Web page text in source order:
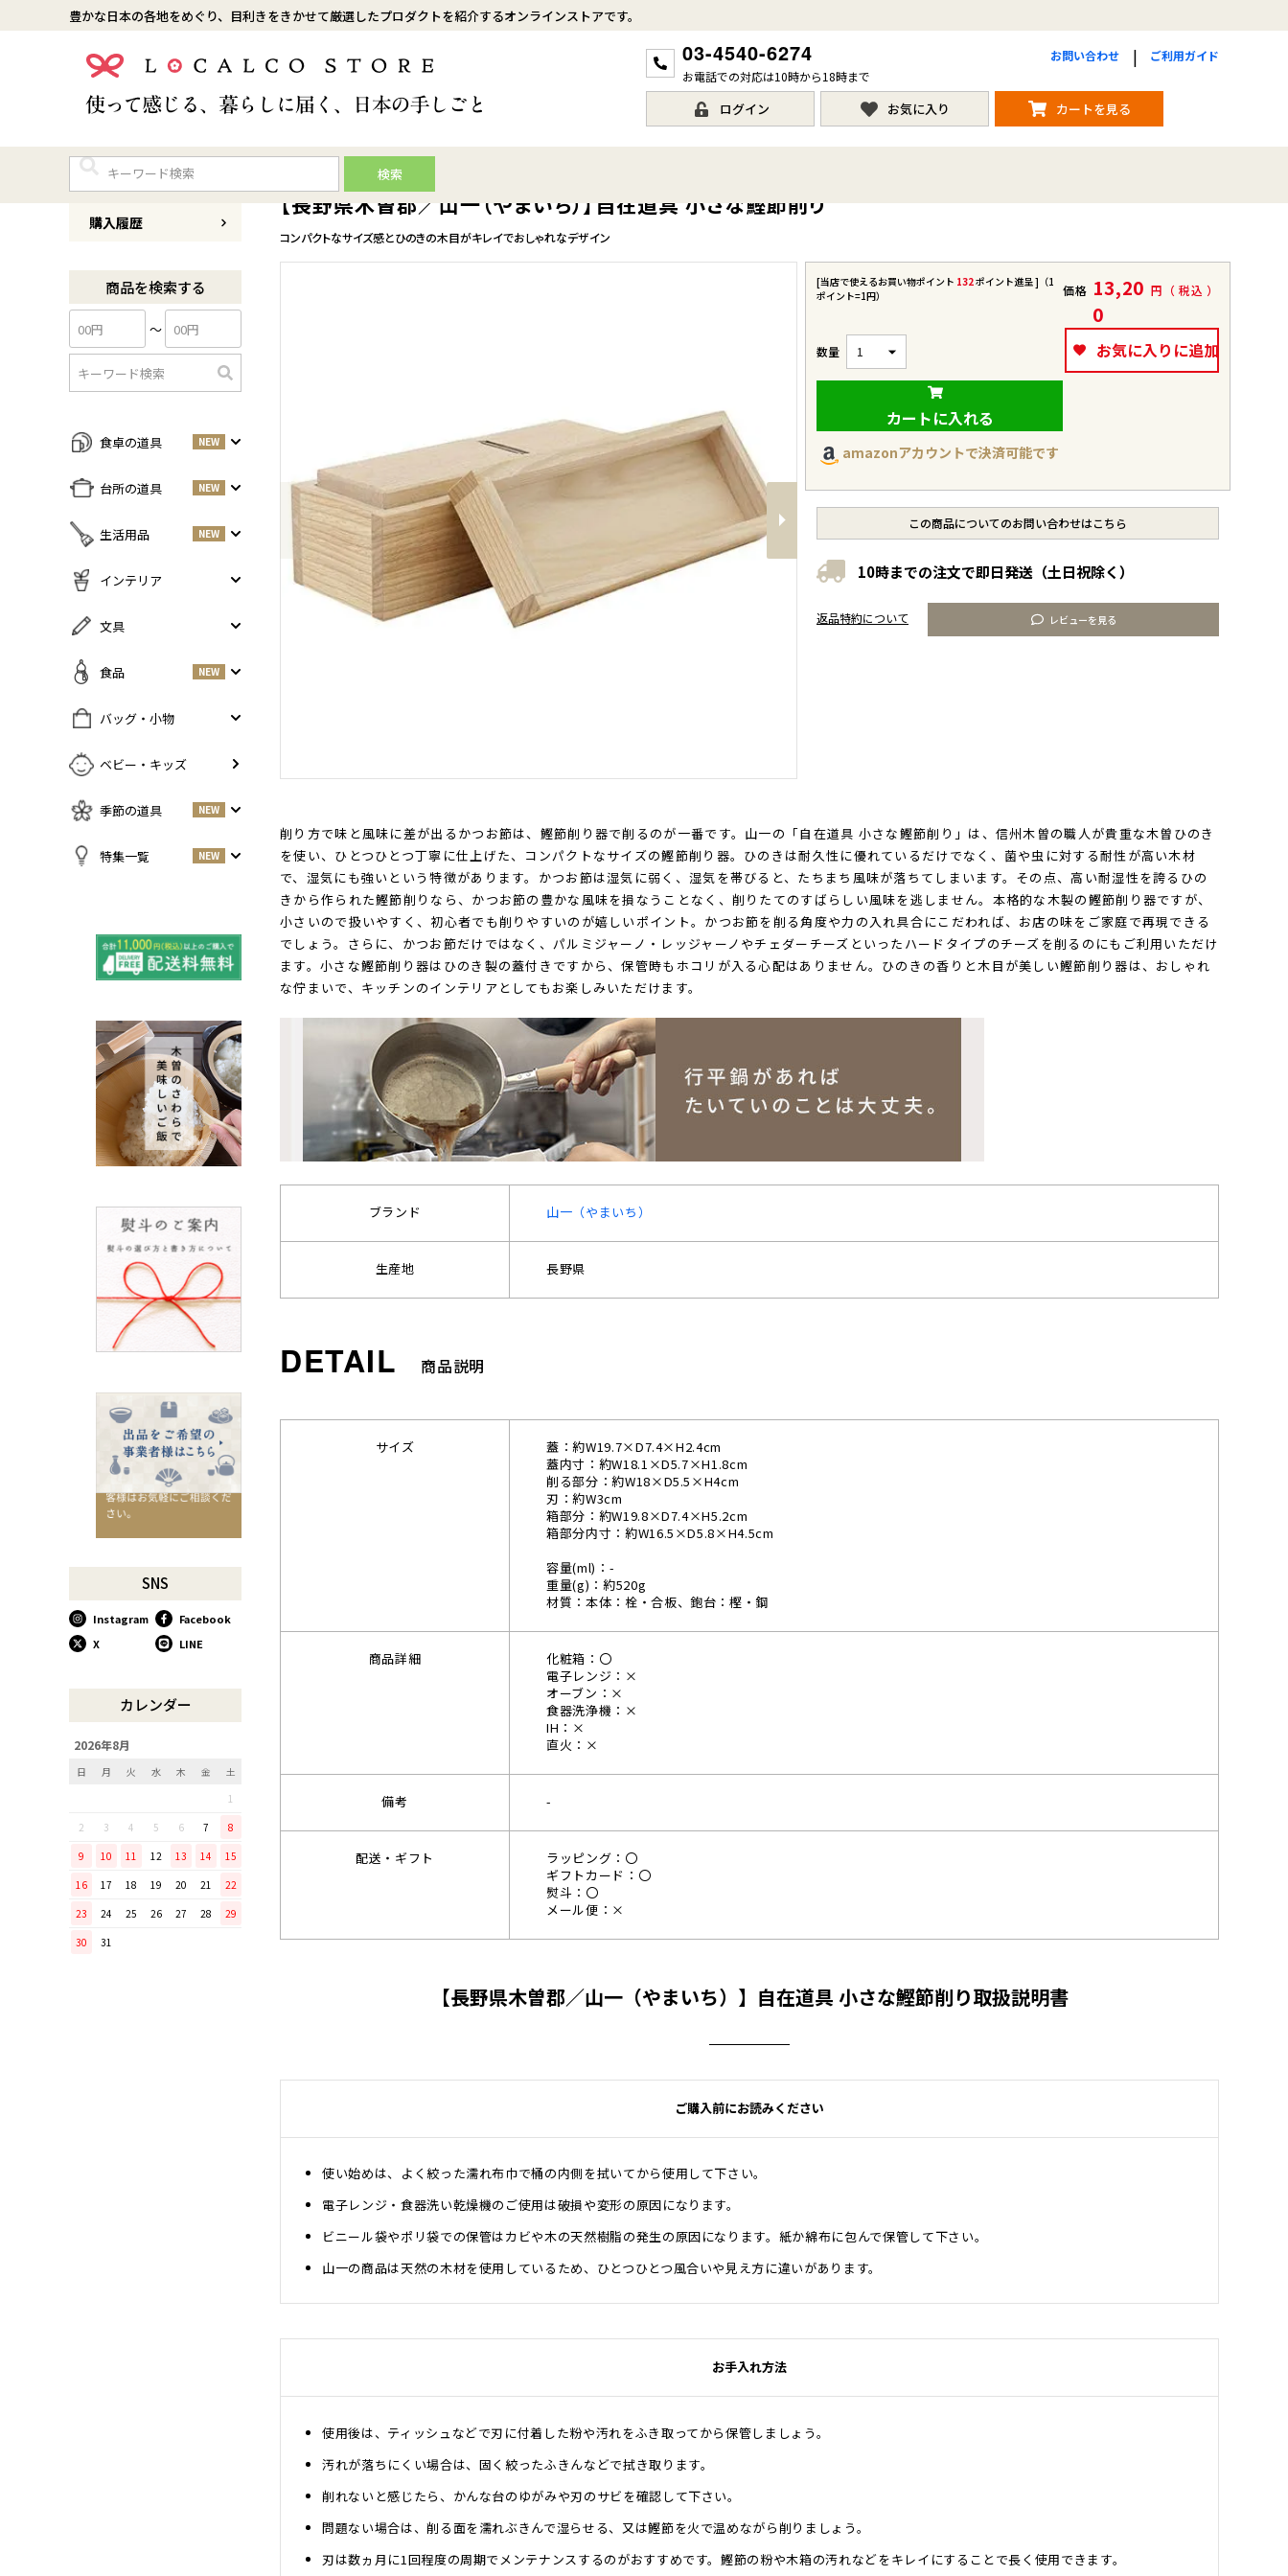
豊かな日本の各地をめぐり、目利きをきかせて厳選したプロダクトを紹介するオンラインストアです。
03-4540-6274
お電話での対応は10時から18時まで
お問い合わせ ご利用ガイド
ログイン お気に入り カートを見る
検索
購入履歴
商品を検索する
〜
検
食卓の道具 NEW
すべての商品をみる
丼・小鉢
グラス・タンブラー
NEW
トレイ・コースター・鍋しき
お弁当グッズ
ポット・鉄瓶
台所の道具 NEW
すべての商品をみる
鍋・フライパン
NEW
調理器具
保存容器
その他キッチンツール
生活用品 NEW
すべての商品をみる
美容ケア
NEW
インテリア
すべての商品をみる
香・ろうそく
文具
すべての商品をみる
PCアクセサリー
食品 NEW
すべての商品を見る
コーヒー NEW
NEW
バッグ・小物
すべての商品をみる
名刺入れ・カードケース
ベビー・キッズ
季節の道具 NEW
すべての商品をみる
秋
特集一覧 NEW
よくある質問〈ほうき
全般〉
NEW
方
棕櫚箒と江戸箒の違い NEW
江戸箒の特徴 NEW
棕櫚箒の特徴 NEW
箒で見直す暮らしの基
準
NEW
ノスタルジックな肥前びーど
SUSgalleryと過ごす至福の時
千切りピーラーで仕込んでみ
星座マグでくつろぎのひとと
コーヒーミルで格別な1杯を
味わう
行平鍋があればたいていのこ
とは大丈夫。
馬毛歯ブラシがオススメな理
お祝い事に欠かせない「ミニ
使い込んで育てる道具、卵焼
き鍋
リンゴのための魅せるナイフ
『pomme』
「毎日納豆を食べていま
てほしい山只華陶苑の納豆鉢
調理から盛り付けまでこなす
「寿 菜箸」は、とても優秀
作所のペティナイフ「ゆり
ミニパンのお手入れ方法
ミニパン（大）で料理を楽し
SNS
Instagram
Facebook
X
LINE
カレンダー
2026年8月
日 月 火 水 木 金
土
1
2
3 4 5 6 7
8
9
10 11 12 13 14
15
16
17 18 19 20 21
22
23
24 25 26 27 28
29
30
31
Previous
Next
コンパクトなサイズ感とひのきの木目がキレイでおしゃれなデザイン
【長野県木曽郡／山一（やまいち）】自在道具 小さな鰹節削り
[当店で使えるお買い物ポイント 132ポイント進呈 ]（1
ポイント=1円）
価格 13,20
0
税込
お気に入りに追加
カートに入れる
amazonアカウントで決済可能です
10時までの注文で即日発送（土日祝除く）
この商品についてのお問い合わせはこちら
レビューを見る
返品特約について
削り方で味と風味に差が出るかつお節は、鰹節削り器で削るのが一番です。山一の「自在道具 小さな鰹節削り」は、信州木曽の職人が貴重な木曽ひのき
を使い、ひとつひとつ丁寧に仕上げた、コンパクトなサイズの鰹節削り器。ひのきは耐久性に優れているだけでなく、菌や虫に対する耐性が高い木材
で、湿気にも強いという特徴があります。かつお節は湿気に弱く、湿気を帯びると、たちまち風味が落ちてしまいます。その点、高い耐湿性を誇るひの
きから作られた鰹節削りなら、かつお節の豊かな風味を損なうことなく、削りたてのすばらしい風味を逃しません。本格的な木製の鰹節削り器ですが、
小さいので扱いやすく、初心者でも削りやすいのが嬉しいポイント。かつお節を削る角度や力の入れ具合にこだわれば、お店の味をご家庭で再現できる
でしょう。さらに、かつお節だけではなく、パルミジャーノ・レッジャーノやチェダーチーズといったハードタイプのチーズを削るのにもご利用いただけ
ます。小さな鰹節削り器はひのき製の蓋付きですから、保管時もホコリが入る心配はありません。ひのきの香りと木目が美しい鰹節削り器は、おしゃれ
な佇まいで、キッチンのインテリアとしてもお楽しみいただけます。
ブランド 山一（やまいち）
生産地 長野県
商品説明
サイズ
蓋：約W19.7×D7.4×H2.4cm
蓋内寸：約W18.1×D5.7×H1.8cm
削る部分：約W18×D5.5×H4cm
刃：約W3cm
箱部分：約W19.8×D7.4×H5.2cm
箱部分内寸：約W16.5×D5.8×H4.5cm
容量(ml)：-
重量(g)：約520g
材質：本体：栓・合板、鉋台：樫・鋼
商品詳細
化粧箱：〇
電子レンジ：×
オーブン：×
食器洗浄機：×
IH：×
直火：×
備考 -
配送・ギフト
ラッピング：〇
ギフトカード：〇
熨斗：〇
メール便：×
【長野県木曽郡／山一（やまいち）】自在道具 小さな鰹節削り取扱説明書
ご購入前にお読みください
使い始めは、よく絞った濡れ布巾で桶の内側を拭いてから使用して下さい。
電子レンジ・食器洗い乾燥機のご使用は破損や変形の原因になります。
ビニール袋やポリ袋での保管はカビや木の天然樹脂の発生の原因になります。紙か綿布に包んで保管して下さい。
山一の商品は天然の木材を使用しているため、ひとつひとつ風合いや見え方に違いがあります。
お手入れ方法
使用後は、ティッシュなどで刃に付着した粉や汚れをふき取ってから保管しましょう。
汚れが落ちにくい場合は、固く絞ったふきんなどで拭き取ります。
削れないと感じたら、かんな台のゆがみや刃のサビを確認して下さい。
問題ない場合は、削る面を濡れぶきんで湿らせる、又は鰹節を火で温めながら削りましょう。
刃は数ヵ月に1回程度の周期でメンテナンスするのがおすすめです。鰹節の粉や木箱の汚れなどをキレイにすることで長く使用できます。